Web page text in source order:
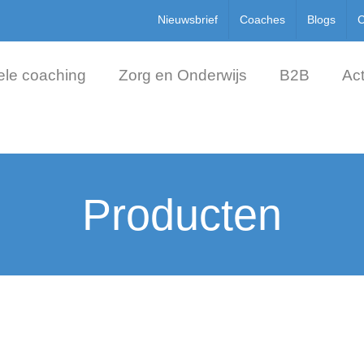
Nieuwsbrief Coaches Blogs
coaching Zorg en Onderwijs B2B
Producten